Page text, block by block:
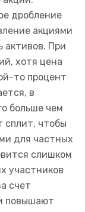
дробление
акциями
активов. При
хотя цена
то процент
в
больше чем
сплит, чтобы
для частных
слишком
участников
счет
повышают